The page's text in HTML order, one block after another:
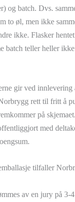
og batch. Dvs.
to øl, men ikke
ikke. Flasker
batch teller heller
gir ved innlevering
rett til fritt å
på
med
tilfaller
av en jury på 3-